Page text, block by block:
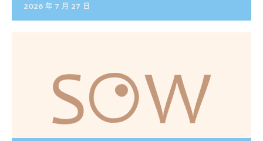
2026 年 7 月 27 日